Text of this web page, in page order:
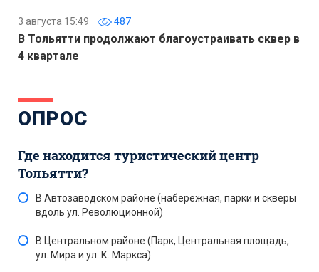
3 августа 15:49 487
В Тольятти продолжают благоустраивать сквер в
4 квартале
ОПРОС
Где находится туристический центр
Тольятти?
В Автозаводском районе (набережная, парки и скверы
вдоль ул. Революционной)
В Центральном районе (Парк, Центральная площадь,
ул. Мира и ул. К. Маркса)